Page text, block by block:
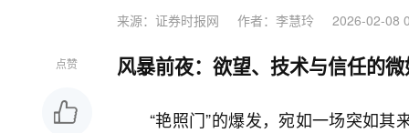
来源：证券时报网 作者：李慧玲 2026-02-08
点赞 风暴前夜：欲望、技术与信任的
“艳照门”的爆发，宛如一场突如